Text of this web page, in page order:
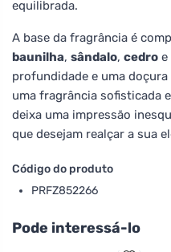
equilibrada.
A base da fragrância é
baunilha, sândalo, cedro e
profundidade e uma doçura
uma fragrância sofisticada
deixa uma impressão
que desejam realçar a sua
Código do produto
PRFZ852266
Pode interessá-lo